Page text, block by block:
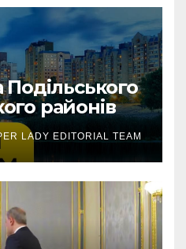
Подільського
районів
світла через
LADY EDITORIAL TEAM